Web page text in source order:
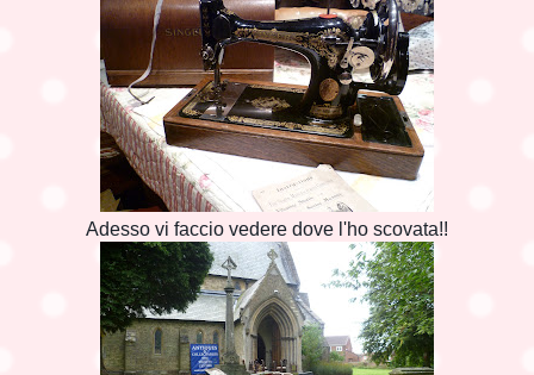
Adesso vi faccio vedere dove l'ho scovata!!